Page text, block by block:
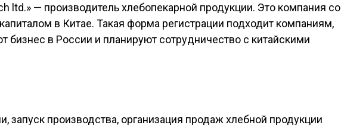
ltd.» — производитель хлебопекарной продукции. Это компания со
в Китае. Такая форма регистрации подходит компаниям,
бизнес в России и планируют сотрудничество с китайскими
запуск производства, организация продаж хлебной продукции